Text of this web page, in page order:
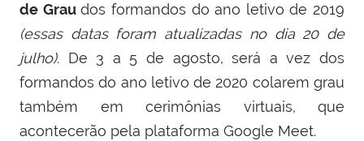
de Graudos formandos do ano letivo de 2019
(essas datas foram atualizadas no dia 20 de
julho). De 3 a 5 de agosto, será a vez dos
formandos do ano letivo de 2020 colarem grau
também em cerimônias virtuais, que
acontecerão pela plataforma Google Meet.